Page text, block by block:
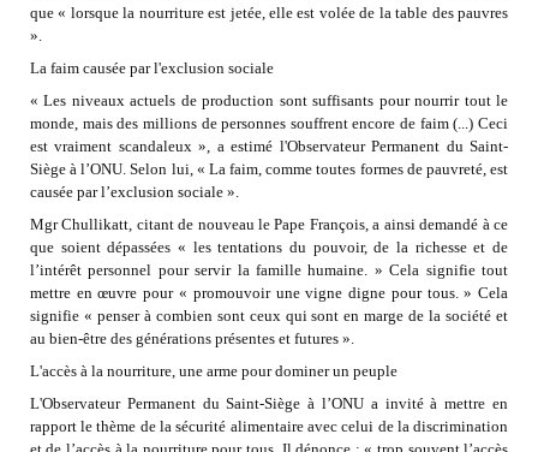
que « lorsque la nourriture est jetée, elle est volée de la table des pauvres
».
La faim causée par l'exclusion sociale
« Les niveaux actuels de production sont suffisants pour nourrir tout le
monde, mais des millions de personnes souffrent encore de faim (...) Ceci
est vraiment scandaleux », a estimé l'Observateur Permanent du Saint-
Siège à l’ONU. Selon lui, « La faim, comme toutes formes de pauvreté, est
causée par l’exclusion sociale ».
Mgr Chullikatt, citant de nouveau le Pape François, a ainsi demandé à ce
que soient dépassées « les tentations du pouvoir, de la richesse et de
l’intérêt personnel pour servir la famille humaine. » Cela signifie tout
mettre en œuvre pour « promouvoir une vigne digne pour tous. » Cela
signifie « penser à combien sont ceux qui sont en marge de la société et
au bien-être des générations présentes et futures ».
L'accès à la nourriture, une arme pour dominer un peuple
L'Observateur Permanent du Saint-Siège à l’ONU a invité à mettre en
rapport le thème de la sécurité alimentaire avec celui de la discrimination